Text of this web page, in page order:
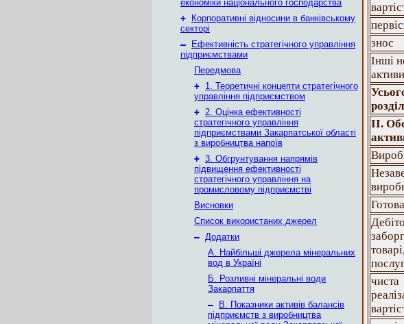
економіки національного господарства
+
Корпоративні відносини в банківському
секторі
–
Ефективність стратегічного управління
підприємствами
Передмова
+ 1. Теоретичні концепти стратегічного
управління підприємством
+ 2. Оцінка ефективності
стратегічного управління
підприємствами Закарпатської області
з виробництва напоїв
+ 3. Обгрунтування напрямів
підвищення ефективності
стратегічного управління на
промисловому підприємстві
Висновки
Список використаних джерел
– Додатки
А. Найбільші джерела мінеральних
вод в Україні
Б. Розливні мінеральні води
Закарпаття
–
В. Показники активів балансів
підприємств з виробництва
знос
Інші
активи
ІІ.
чиста